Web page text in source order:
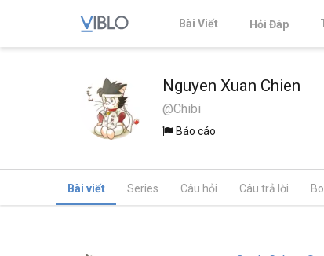
Bài Viết Hỏi Đáp
Nguyen Xuan Chien
@Chibi
Báo cáo
Bài viết Series Câu hỏi Câu trả lời